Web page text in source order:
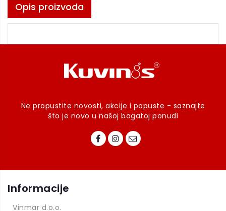
Opis proizvoda
Ne propustite novosti, akcije i popuste - saznajte
što je novo u našoj bogatoj ponudi
Informacije
Vinmar d.o.o.